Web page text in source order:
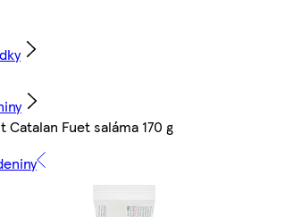
Catalan Fuet saláma 170 g